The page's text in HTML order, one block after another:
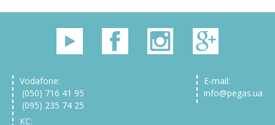
Vodafone:
(050) 716 41 95
(095) 235 74 25
КС:
E-mail:
info@pegas.ua